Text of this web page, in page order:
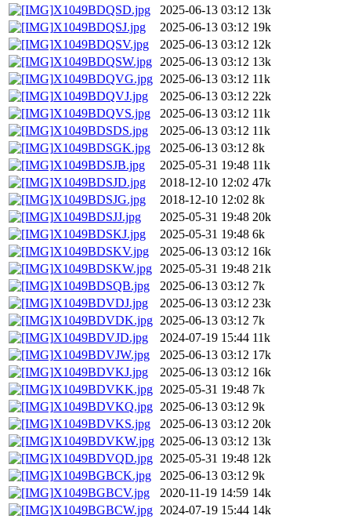
X1049BDQSD.jpg
2025-06-13 03:12 13k
X1049BDQSJ.jpg
2025-06-13 03:12 19k
X1049BDQSV.jpg
2025-06-13 03:12 12k
X1049BDQSW.jpg
2025-06-13 03:12 13k
X1049BDQVG.jpg 2025-06-13 03:12 11k
X1049BDQVJ.jpg
2025-06-13 03:12 22k
X1049BDQVS.jpg
2025-06-13 03:12 11k
X1049BDSDS.jpg
2025-06-13 03:12 11k
X1049BDSGK.jpg
2025-06-13 03:12 8k
X1049BDSJB.jpg
2025-05-31 19:48 11k
X1049BDSJD.jpg
2018-12-10 12:02 47k
X1049BDSJG.jpg
2018-12-10 12:02 8k
X1049BDSJJ.jpg
2025-05-31 19:48 20k
X1049BDSKJ.jpg
2025-05-31 19:48 6k
X1049BDSKV.jpg
2025-06-13 03:12 16k
X1049BDSKW.jpg
2025-05-31 19:48 21k
X1049BDSQB.jpg
2025-06-13 03:12 7k
X1049BDVDJ.jpg
2025-06-13 03:12 23k
X1049BDVDK.jpg 2025-06-13 03:12 7k
X1049BDVJD.jpg
2024-07-19 15:44 11k
X1049BDVJW.jpg
2025-06-13 03:12 17k
X1049BDVKJ.jpg
2025-06-13 03:12 16k
X1049BDVKK.jpg 2025-05-31 19:48 7k
X1049BDVKQ.jpg 2025-06-13 03:12 9k
X1049BDVKS.jpg
2025-06-13 03:12 20k
X1049BDVKW.jpg 2025-06-13 03:12 13k
X1049BDVQD.jpg 2025-05-31 19:48 12k
X1049BGBCK.jpg
2025-06-13 03:12 9k
X1049BGBCV.jpg
2020-11-19 14:59 14k
X1049BGBCW.jpg 2024-07-19 15:44 14k